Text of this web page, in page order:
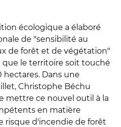
écologique a élaboré
de "sensibilité au
de forêt et de végétation"
le territoire soit touché
hectares. Dans une
Christophe Béchu
mettre ce nouvel outil à la
en matière
risque d'incendie de forêt